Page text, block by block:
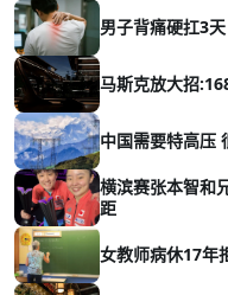
男子背痛硬扛3
马斯克放大招
中国需要特高压
横滨赛张本智和
距
女教师病休17年